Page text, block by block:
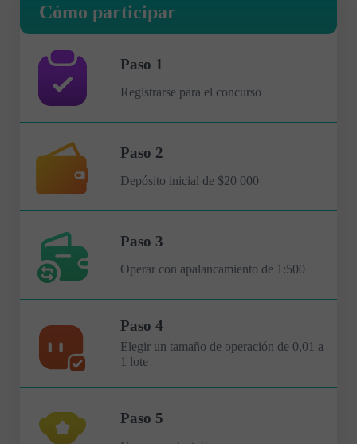
Cómo participar
Paso 1
Registrarse para el concurso
Paso 2
Depósito inicial de $20 000
Paso 3
Operar con apalancamiento de 1:500
Paso 4
Elegir un tamaño de operación de 0,01 a
1 lote
Paso 5